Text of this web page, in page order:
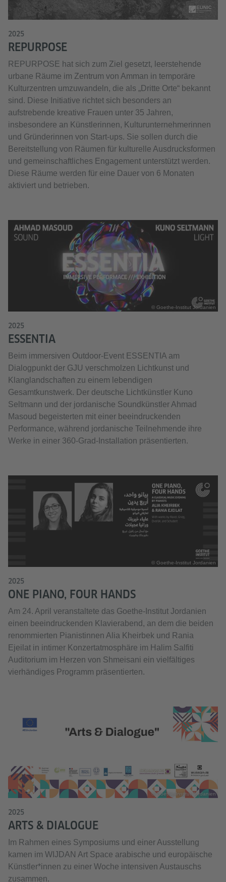
2025
REPURPOSE
REPURPOSE hat sich zum Ziel gesetzt, leerstehende
urbane Räume im Zentrum von Amman in temporäre
Kulturzentren umzuwandeln, die als „Dritte Orte“ bekannt
sind. Diese Initiative richtet sich besonders an
aufstrebende kreative Frauen unter 35 Jahren,
insbesondere an Künstlerinnen, Kulturunternehmerinnen
und Gründerinnen von Start-ups. Sie sollen durch die
Bereitstellung von Räumen für kulturelle Ausdrucksformen
und gemeinschaftliches Engagement unterstützt werden.
Diese Räume werden für eine Dauer von 6 Monaten
aktiviert und betrieben.
© Goethe-Institut Jordanien
2025
ESSENTIA
Beim immersiven Outdoor-Event ESSENTIA am
Dialogpunkt der GJU verschmolzen Lichtkunst und
Klanglandschaften zu einem lebendigen
Gesamtkunstwerk. Der deutsche Lichtkünstler Kuno
Seltmann und der jordanische Soundkünstler Ahmad
Masoud begeisterten mit einer beeindruckenden
Performance, während jordanische Teilnehmende ihre
Werke in einer 360-Grad-Installation präsentierten.
© Goethe-Institut Jordanien
2025
ONE PIANO, FOUR HANDS
Am 24. April veranstaltete das Goethe-Institut Jordanien
einen beeindruckenden Klavierabend, an dem die beiden
renommierten Pianistinnen Alia Kheirbek und Rania
Ejeilat in intimer Konzertatmosphäre im Halim Salfiti
Auditorium im Herzen von Shmeisani ein vielfältiges
vierhändiges Programm präsentierten.
© Goethe-Institut Jordanien
2025
ARTS & DIALOGUE
Im Rahmen eines Symposiums und einer Ausstellung
kamen im WIJDAN Art Space arabische und europäische
Künstler*innen zu einer Woche intensiven Austauschs
zusammen.